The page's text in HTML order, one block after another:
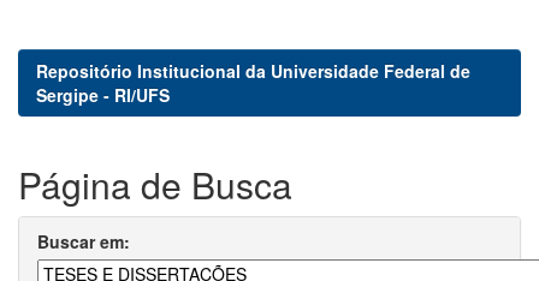
Repositório Institucional da Universidade Federal de
Sergipe - RI/UFS
Página de Busca
Buscar em: